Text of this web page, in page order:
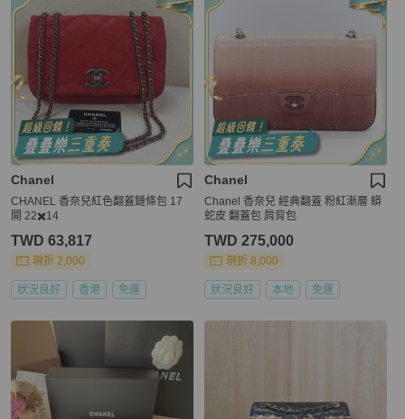
Chanel
CHANEL 香奈兒紅色翻蓋鏈條包 17
開 22✖️14
TWD 63,817
現折 2,000
狀況良好 香港 免運
Chanel
Chanel 香奈兒 經典翻蓋 粉紅漸層 蟒
蛇皮 翻蓋包 肩背包
TWD 275,000
現折 8,000
狀況良好 本地 免運